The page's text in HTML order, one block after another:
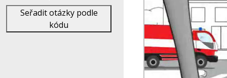
Seřadit otázky podle
kódu